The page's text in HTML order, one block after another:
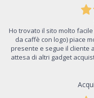
Ho trovato il sito molto
da caffè con logo) piace
presente e segue il cliente
attesa di altri gadget